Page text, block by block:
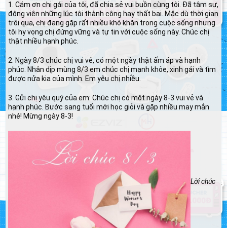
1. Cám ơn chị gái của tôi, đã chia sẻ vui buồn cùng tôi. Đã tâm sự,
động viên những lúc tôi thành công hay thất bại. Mặc dù thời gian
trôi qua, chị đang gặp rất nhiều khó khăn trong cuộc sống nhưng
tôi hy vọng chị đứng vững và tự tin với cuộc sống này. Chúc chị
thật nhiều hạnh phúc.
2. Ngày 8/3 chúc chị vui vẻ, có một ngày thật ấm áp và hạnh
phúc. Nhân dịp mùng 8/3 em chúc chị mạnh khỏe, xinh gái và tìm
được nửa kia của mình. Em yêu chị nhiều.
3. Gửi chị yêu quý của em: Chúc chị có một ngày 8-3 vui vẻ và
hạnh phúc. Bước sang tuổi mới học giỏi và gặp nhiều may mắn
nhé! Mừng ngày 8-3!
Lời chúc